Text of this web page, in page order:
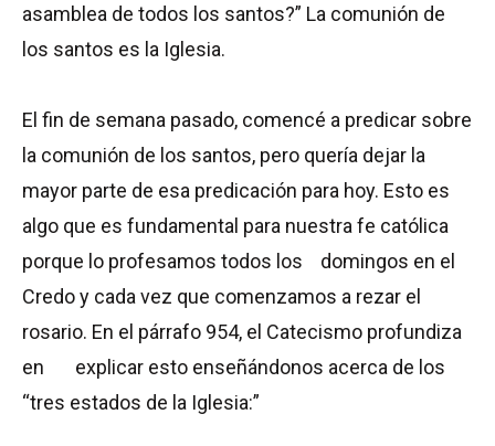
asamblea de todos los santos?” La comunión de
los santos es la Iglesia.
El fin de semana pasado, comencé a predicar sobre
la comunión de los santos, pero quería dejar la
mayor parte de esa predicación para hoy. Esto es
algo que es fundamental para nuestra fe católica
porque lo profesamos todos los domingos en el
Credo y cada vez que comenzamos a rezar el
rosario. En el párrafo 954, el Catecismo profundiza
en explicar esto enseñándonos acerca de los
“tres estados de la Iglesia:”